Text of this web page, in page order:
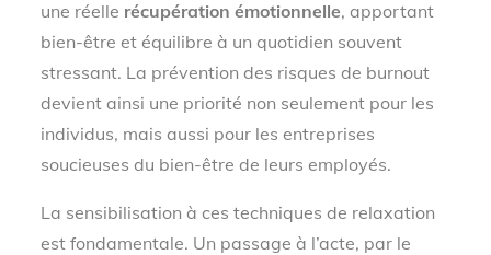
une réelle récupération émotionnelle, apportant
bien-être et équilibre à un quotidien souvent
stressant. La prévention des risques de burnout
devient ainsi une priorité non seulement pour les
individus, mais aussi pour les entreprises
soucieuses du bien-être de leurs employés.
La sensibilisation à ces techniques de relaxation
est fondamentale. Un passage à l’acte, par le